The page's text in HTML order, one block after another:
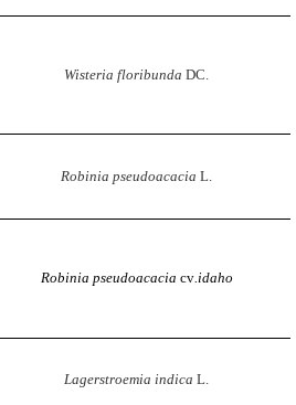
Wisteria floribunda DC.
Robinia pseudoacacia L.
Robinia pseudoacacia cv.idaho
Lagerstroemia indica L.